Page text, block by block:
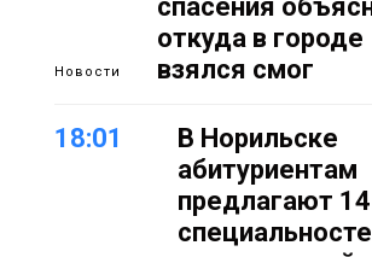
Новости
спасения
откуда в городе
взялся смог
18:01
В Норильске
абитуриентам
предлагают 14